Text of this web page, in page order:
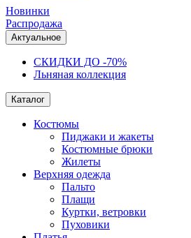
Новинки
Распродажа
Актуальное
СКИДКИ ДО -70%
Льняная коллекция
Каталог
Костюмы
Пиджаки и жакеты
Костюмные брюки
Жилеты
Верхняя одежда
Пальто
Плащи
Куртки, ветровки
Пуховики